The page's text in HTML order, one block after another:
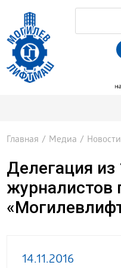
Главная / Медиа / Новости
Делегация из
журналистов
14.11.2016